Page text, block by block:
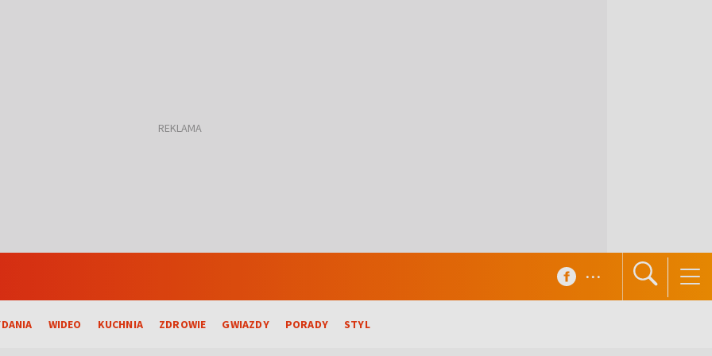
WIDEO KUCHNIA ZDROWIE GWIAZDY PORADY STYL
...